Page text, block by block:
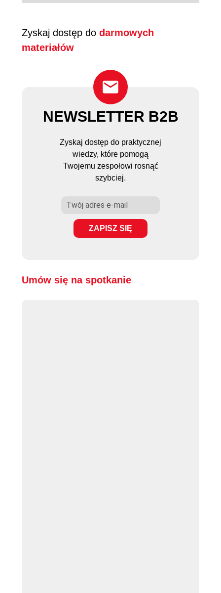
platformy, wyjaśnia funkcjonalności
współpracy. Dodatkowo na
platformie dostępna jest instrukcja
krok po kroku dla liderów oraz
dostęp na 30 dni. W tym czasie
może swobodnie wracać do
uzyskać dostęp do kursu,
konieczne jest wykorzystanie
kolejnego tokena.
Zyskaj dostęp do darmowych
materiałów
NEWSLETTER B2B
Zyskaj dostęp do praktycznej
wiedzy, które pomogą
Twojemu zespołowi rosnąć
szybciej.
ZAPISZ SIĘ
Umów się na spotkanie